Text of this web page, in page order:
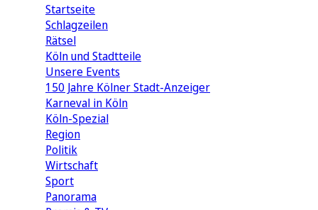
Startseite
Schlagzeilen
Rätsel
Köln und Stadtteile
Unsere Events
150 Jahre Kölner Stadt-Anzeiger
Karneval in Köln
Köln-Spezial
Region
Politik
Wirtschaft
Sport
Panorama